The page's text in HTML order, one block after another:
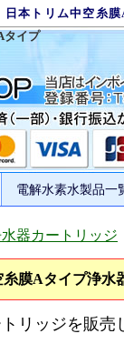
日本トリム中空糸
タイプ
電解水素水製品一
器カートリッジ
糸膜Aタイプ浄水
リッジを販売